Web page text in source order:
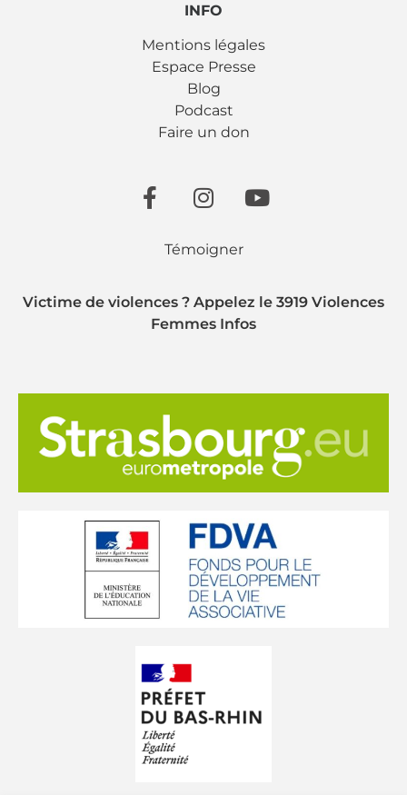
INFO
Mentions légales
Espace Presse
Blog
Podcast
Faire un don
Témoigner
Victime de violences ? Appelez le 3919 Violences
Femmes Infos